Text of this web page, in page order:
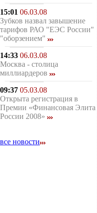
15:01 06.03.08
Зубков назвал завышение
тарифов РАО "ЕЭС России"
"оборзением"
14:33 06.03.08
Москва - столица
миллиардеров
09:37 05.03.08
Открыта регистрация в
Премии «Финансовая Элита
России 2008»
все новости